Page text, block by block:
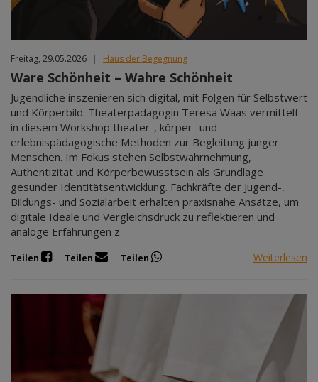
Freitag, 29.05.2026 | Haus der Begegnung
Ware Schönheit – Wahre Schönheit
Jugendliche inszenieren sich digital, mit Folgen für Selbstwert
und Körperbild. Theaterpädagogin Teresa Waas vermittelt
in diesem Workshop theater-, körper- und
erlebnispädagogische Methoden zur Begleitung junger
Menschen. Im Fokus stehen Selbstwahrnehmung,
Authentizität und Körperbewusstsein als Grundlage
gesunder Identitätsentwicklung. Fachkräfte der Jugend-,
Bildungs- und Sozialarbeit erhalten praxisnahe Ansätze, um
digitale Ideale und Vergleichsdruck zu reflektieren und
analoge Erfahrungen z
Teilen Teilen Teilen Weiterlesen